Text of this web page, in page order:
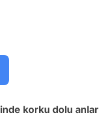
korku dolu anlar